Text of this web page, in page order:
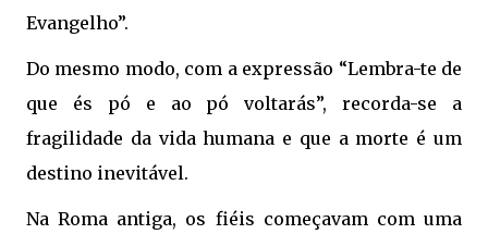
Evangelho”.
Do mesmo modo, com a expressão “Lembra-te de
que és pó e ao pó voltarás”, recorda-se a
fragilidade da vida humana e que a morte é um
destino inevitável.
Na Roma antiga, os fiéis começavam com uma